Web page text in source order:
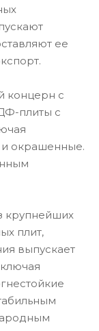
ее
концерн с
плиты с
окрашенные.
крупнейших
плит,
выпускает